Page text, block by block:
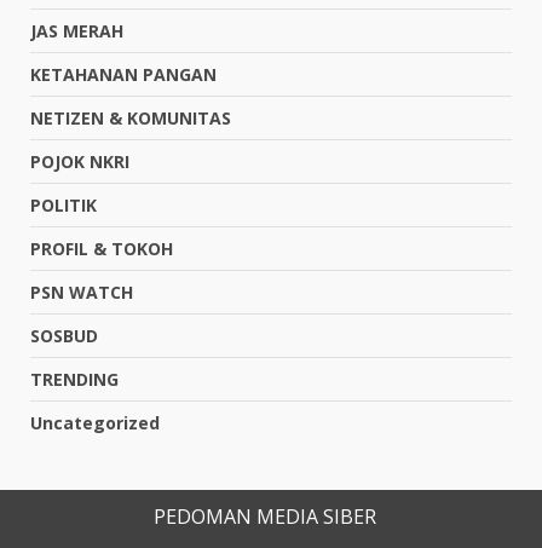
JAS MERAH
KETAHANAN PANGAN
NETIZEN & KOMUNITAS
POJOK NKRI
POLITIK
PROFIL & TOKOH
PSN WATCH
SOSBUD
TRENDING
Uncategorized
PEDOMAN MEDIA SIBER